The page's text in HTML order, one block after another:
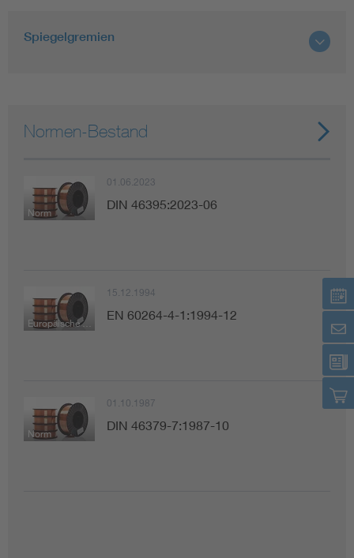
Spiegelgremien
Normen-Bestand
Norm
01.06.2023
DIN 46395:2023-06
Europäische Norm
15.12.1994
EN 60264-4-1:1994-12
Norm
01.10.1987
DIN 46379-7:1987-10